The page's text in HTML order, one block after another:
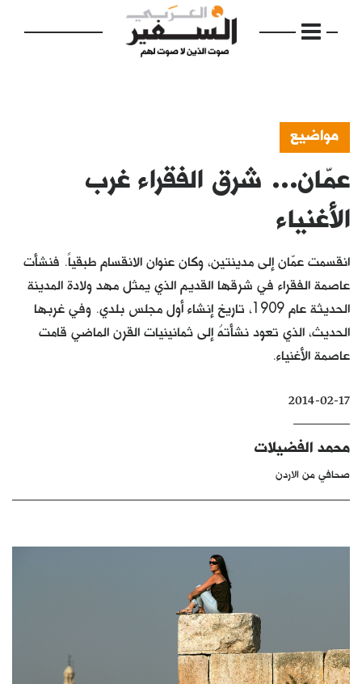
الرئيسية
مواضيع
فكرة
دفاتر
بالصورة
مواضيع
عمّان... شرق الفقراء غرب
الأغنياء
انقسمت عمّان إلى مدينتين، وكان عنوان الانقسام طبقياً. فنشأت
عاصمة الفقراء في شرقها القديم الذي يمثل مهد ولادة المدينة
الحديثة عام 1909، تاريخ إنشاء أول مجلس بلدي. وفي غربها
الحديث، الذي تعود نشأتهُ إلى ثمانينيات القرن الماضي قامت
عاصمة الأغنياء.
2014-02-17
محمد الفضيلات
صحافي من الاردن